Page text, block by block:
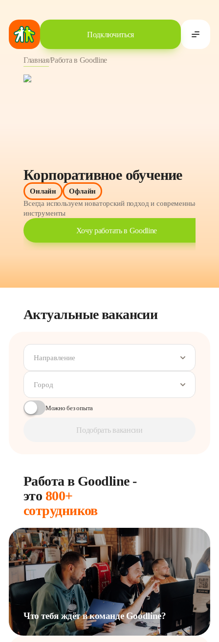
Подключиться
Главная/Работа в Goodline
Корпоративное обучение
Онлайн
Офлайн
Всегда используем новаторский подход и современные
инструменты
Хочу работать в Goodline
Актуальные вакансии
Направление
Город
Можно без опыта
Подобрать вакансии
Работа в Goodline -
это 800+
сотрудников
Что тебя ждёт в команде Goodline?